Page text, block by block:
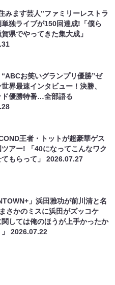
みます芸人”ファミリーレストラ
単独ライブが150回達成!「僕ら
県でやってきた集大成」
“ABCお笑いグランプリ優勝”ゼ
界最速インタビュー！決勝、
ド優勝特番…全部語る
王者・トットが超豪華ゲス
ツアー! 「40になってこんなワク
てもらって」2026.07.27
」浜田雅功が前川清と名
さかのミスに浜田がズッコケ
関しては俺のほうが上手かったか
」2026.07.22